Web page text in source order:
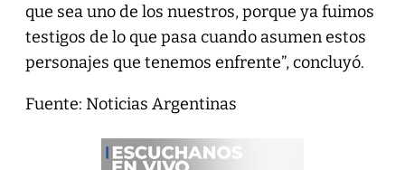
que sea uno de los nuestros, porque ya fuimos
testigos de lo que pasa cuando asumen estos
personajes que tenemos enfrente”, concluyó.
Fuente: Noticias Argentinas